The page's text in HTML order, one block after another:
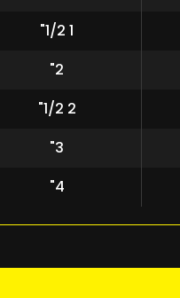
1 1/2"
2"
2 1/2"
3"
4"